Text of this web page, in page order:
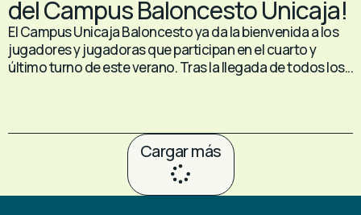
del Campus Baloncesto Unicaja!
El Campus Unicaja Baloncesto ya da la bienvenida a los
jugadores y jugadoras que participan en el cuarto y
último turno de este verano. Tras la llegada de todos los...
Cargar más